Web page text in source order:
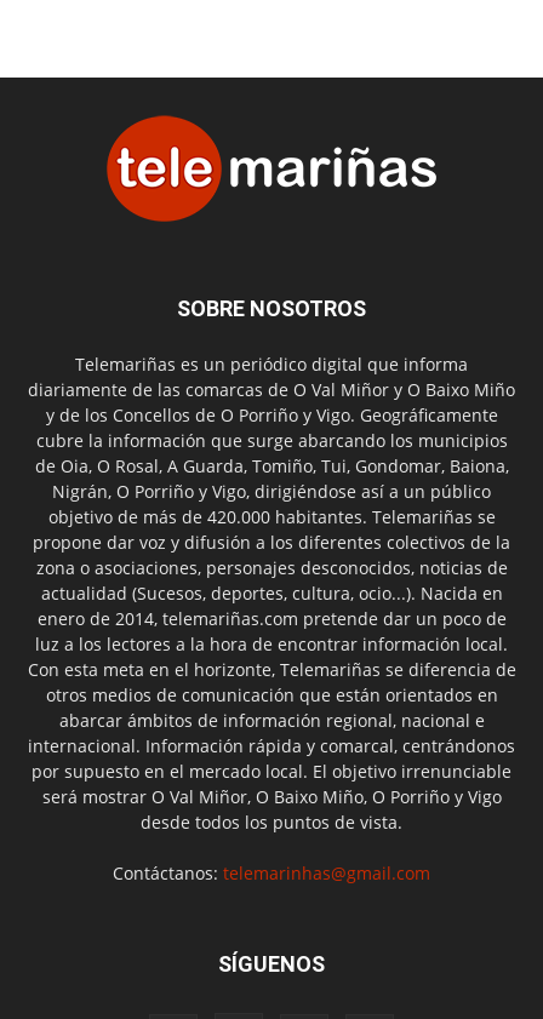
SOBRE NOSOTROS
Telemariñas es un periódico digital que informa
diariamente de las comarcas de O Val Miñor y O Baixo Miño
y de los Concellos de O Porriño y Vigo. Geográficamente
cubre la información que surge abarcando los municipios
de Oia, O Rosal, A Guarda, Tomiño, Tui, Gondomar, Baiona,
Nigrán, O Porriño y Vigo, dirigiéndose así a un público
objetivo de más de 420.000 habitantes. Telemariñas se
propone dar voz y difusión a los diferentes colectivos de la
zona o asociaciones, personajes desconocidos, noticias de
actualidad (Sucesos, deportes, cultura, ocio...). Nacida en
enero de 2014, telemariñas.com pretende dar un poco de
luz a los lectores a la hora de encontrar información local.
Con esta meta en el horizonte, Telemariñas se diferencia de
otros medios de comunicación que están orientados en
abarcar ámbitos de información regional, nacional e
internacional. Información rápida y comarcal, centrándonos
por supuesto en el mercado local. El objetivo irrenunciable
será mostrar O Val Miñor, O Baixo Miño, O Porriño y Vigo
desde todos los puntos de vista.
Contáctanos: telemarinhas@gmail.com
SÍGUENOS